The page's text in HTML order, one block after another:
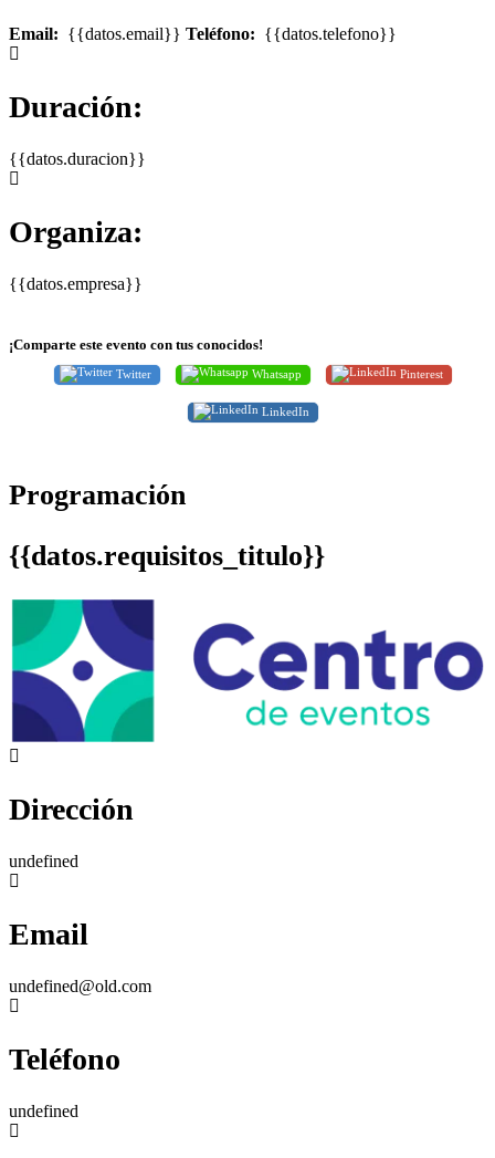
Email: {{datos.email}} Teléfono: {{datos.telefono}}
Duración:
{{datos.duracion}}
Organiza:
{{datos.empresa}}
¡Comparte este evento con tus conocidos!
Twitter Whatsapp Pinterest
LinkedIn
Programación
{{datos.requisitos_titulo}}
Dirección
undefined
Email
undefined@old.com
Teléfono
undefined